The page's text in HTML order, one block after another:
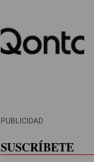
PUBLICIDAD
SUSCRÍBETE